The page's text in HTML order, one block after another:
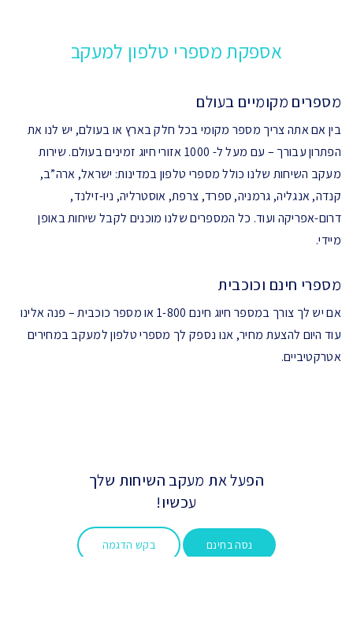
אספקת מספרי טלפון למעקב
מספרים מקומיים בעולם
בין אם אתה צריך מספר מקומי בכל חלק בארץ או בעולם, יש לנו את
הפתרון עבורך – עם מעל ל- 1000 אזורי חיוג זמינים בעולם. שירות
מעקב השיחות שלנו כולל מספרי טלפון במדינות: ישראל, ארה”ב,
קנדה, אנגליה, גרמניה, ספרד, צרפת, אוסטרליה, ניו-זילנד,
דרום-אפריקה ועוד. כל המספרים שלנו מוכנים לקבל שיחות באופן
מיידי.
מספרי חינם וכוכבית
אם יש לך צורך במספר חיוג חינם 1-800 או מספר כוכבית – פנה אלינו
עוד היום להצעת מחיר, אנו נספק לך מספרי טלפון למעקב במחירים
אטרקטיביים.
הפעל את מעקב השיחות שלך
עכשיו!
נסה בחינם בקש הדגמה